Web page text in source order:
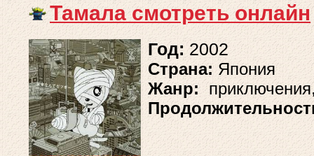
Тамала смотреть онлайн
Год: 2002
Страна: Япония
Жанр: